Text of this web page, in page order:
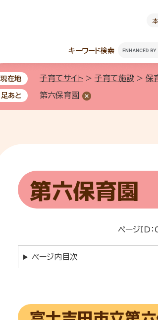
キーワード検索
現在地 子育てサイト > 子育て施設 > 保
足あと 第六保育園
第六保育園
ページID
ページ内目次